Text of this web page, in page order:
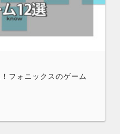
フォニックスのゲーム